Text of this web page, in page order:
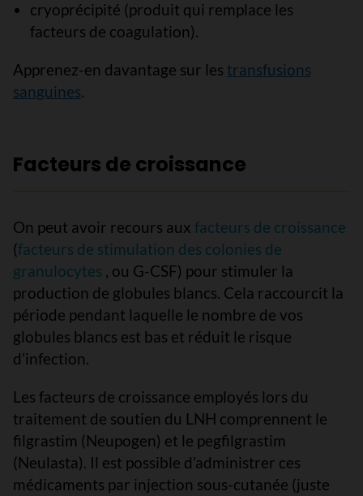
cryoprécipité (produit qui remplace les
facteurs de coagulation).
Apprenez-en davantage sur les transfusions
sanguines.
Facteurs de croissance
On peut avoir recours aux facteurs de croissance
(facteurs de stimulation des colonies de
granulocytes , ou G-CSF) pour stimuler la
production de globules blancs. Cela raccourcit la
période pendant laquelle le nombre de vos
globules blancs est bas et réduit le risque
d’infection.
Les facteurs de croissance employés lors du
traitement de soutien du LNH comprennent le
filgrastim (Neupogen) et le pegfilgrastim
(Neulasta). Il est possible d’administrer ces
médicaments par injection sous-cutanée (juste